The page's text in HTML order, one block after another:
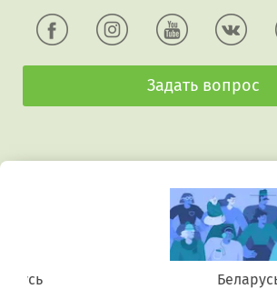
Задать вопрос
Беларусь. Gluten free